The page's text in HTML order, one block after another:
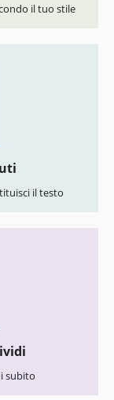
il tuo stile
il testo
subito